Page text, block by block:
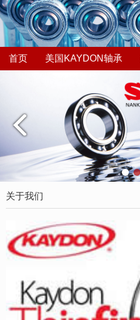
首页 美国KAYDON轴承
关于我们